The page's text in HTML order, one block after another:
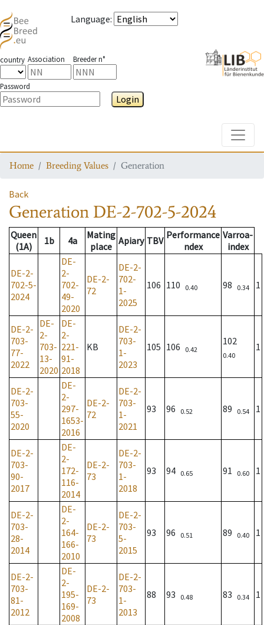
Language:
country Association Breeder n°
Password
Login
Home Breeding Values Generation
Back
Generation DE-2-702-5-2024
Queen
(1A)
1b 4a
Mating
place Apiary TBV Performance
ndex
Varroa-
index
DE-2-
702-5-
2024
DE-
2-
702-
49-
2020
DE-2-
72
DE-2-
702-
1-
2025
106 110 0.40 98 0.34 1
DE-2-
703-
77-
2022
DE-
2-
703-
13-
2020
DE-
2-
221-
91-
2018
KB
DE-2-
703-
1-
2023
105 106 0.42
102
0.40
1
DE-2-
703-
55-
2020
DE-
2-
297-
1653-
2016
DE-2-
72
DE-2-
703-
1-
2021
93 96 0.52 89 0.54 1
DE-2-
703-
90-
2017
DE-
2-
172-
116-
2014
DE-2-
73
DE-2-
703-
1-
2018
93 94 0.65 91 0.60 1
DE-2-
703-
28-
2014
DE-
2-
164-
166-
2010
DE-2-
73
DE-2-
703-
5-
2015
93 96 0.51 89 0.40 1
DE-2-
703-
81-
2012
DE-
2-
195-
169-
2008
DE-2-
73
DE-2-
703-
1-
2013
88 93 0.48 83 0.34 1